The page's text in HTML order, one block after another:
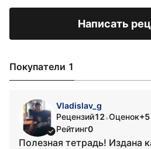
Написать
Покупатели 1
Vladislav_g
Рецензий12•Оценок+5
Рейтинг0
Полезная тетрадь! Издана